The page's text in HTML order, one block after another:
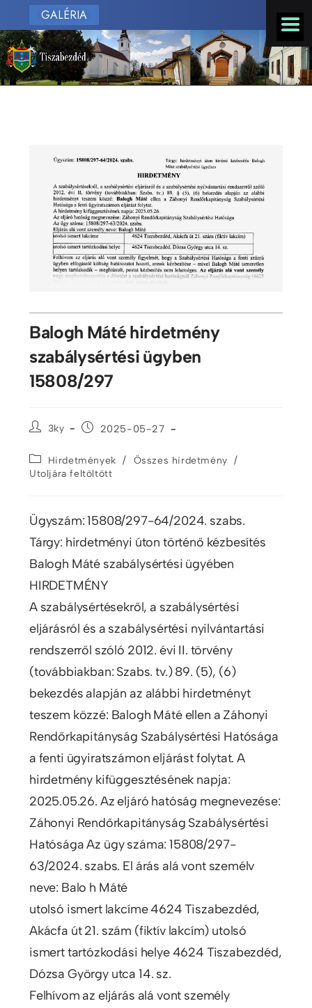
GALÉRIA
Balogh Máté hirdetmény
szabálysértési ügyben
15808/297
3ky 2025-05-27
Hirdetmények / Összes hirdetmény /
Utoljára feltöltött
Ügyszám: 15808/297-64/2024. szabs.
Tárgy: hirdetményi úton történő kézbesítés
Balogh Máté szabálysértési ügyében
HIRDETMÉNY
A szabálysértésekről, a szabálysértési
eljárásról és a szabálysértési nyilvántartási
rendszerről szóló 2012. évi II. törvény
(továbbiakban: Szabs. tv.) 89. (5), (6)
bekezdés alapján az alábbi hirdetményt
teszem közzé: Balogh Máté ellen a Záhonyi
Rendőrkapitányság Szabálysértési Hatósága
a fenti ügyiratszámon eljárást folytat. A
hirdetmény kifüggesztésének napja:
2025.05.26. Az eljáró hatóság megnevezése:
Záhonyi Rendőrkapitányság Szabálysértési
Hatósága Az ügy száma: 15808/297-
63/2024. szabs. El árás alá vont személv
neve: Balo h Máté
utolsó ismert lakcíme 4624 Tiszabezdéd,
Akácfa út 21. szám (fiktív lakcím) utolsó
ismert tartózkodási helye 4624 Tiszabezdéd,
Dózsa György utca 14. sz.
Felhívom az eljárás alá vont személy